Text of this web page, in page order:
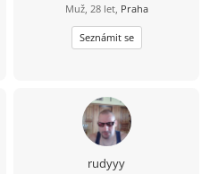
Muž, 28 let, Praha
Seznámit se
rudyyy